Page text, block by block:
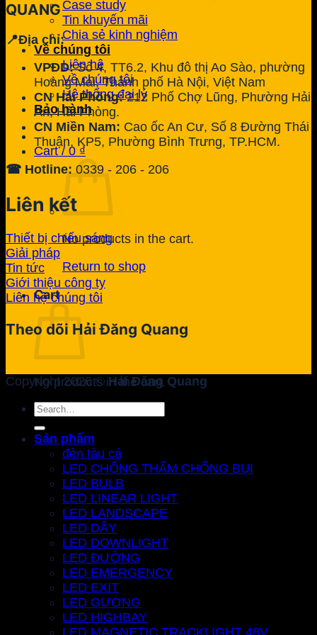
Case study
Tin khuyến mãi
Chia sẻ kinh nghiệm
Về chúng tôi
Liên hệ
Về chúng tôi
Hệ thống đại lý
Bảo hành
Cart / 0 ₫
No products in the cart.
Return to shop
Cart
No products in the cart.
Return to shop
QUANG
📍Địa chỉ:
VPĐD:Số 4, TT6.2, Khu đô thị Ao Sào, phường
Hoàng Mai, Thành phố Hà Nội, Việt Nam
CN Hải Phòng:212 Phố Chợ Lũng, Phường Hải
An, Hải Phòng.
CN Miền Nam: Cao ốc An Cư, Số 8 Đường Thái
Thuận, KP5, Phường Bình Trưng, TP.HCM.
☎ Hotline: 0339 - 206 - 206
Liên kết
Thiết bị chiếu sáng
Giải pháp
Tin tức
Giới thiệu công ty
Liên hệ chúng tôi
Theo dõi Hải Đăng Quang
Copyright 2026 ©Hải Đăng Quang
Search
for:
Sản phẩm
đèn tàu cá
LED CHỐNG THẤM CHỐNG BỤI
LED BULB
LED LINEAR LIGHT
LED LANDSCAPE
LED DÂY
LED DOWNLIGHT
LED ĐƯỜNG
LED EMERGENCY
LED EXIT
LED GƯƠNG
LED HIGHBAY